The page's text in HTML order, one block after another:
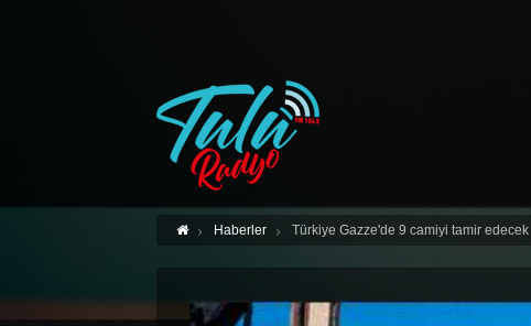
Haberler Türkiye Gazze'de 9 camiyi tamir edecek